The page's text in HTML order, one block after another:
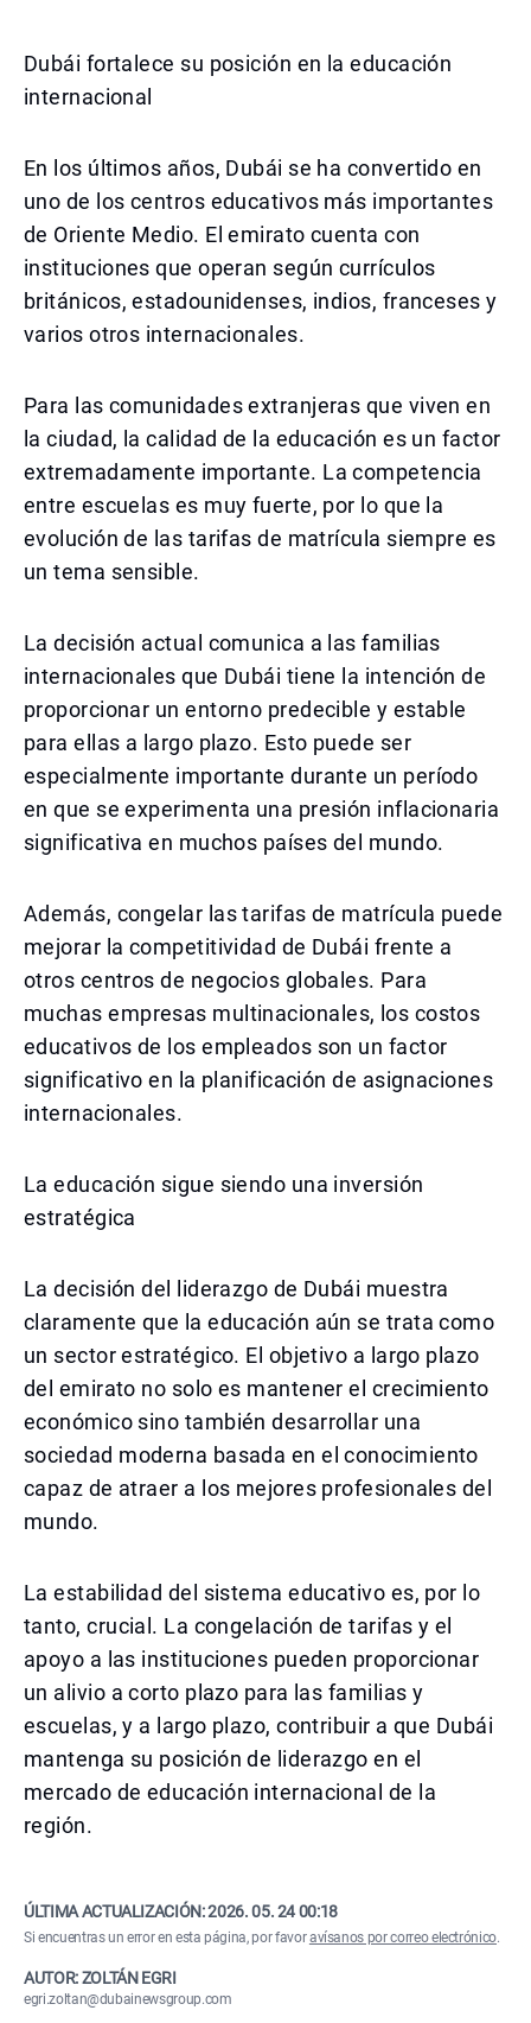
Dubái fortalece su posición en la educación
internacional
En los últimos años, Dubái se ha convertido en
uno de los centros educativos más importantes
de Oriente Medio. El emirato cuenta con
instituciones que operan según currículos
británicos, estadounidenses, indios, franceses y
varios otros internacionales.
Para las comunidades extranjeras que viven en
la ciudad, la calidad de la educación es un factor
extremadamente importante. La competencia
entre escuelas es muy fuerte, por lo que la
evolución de las tarifas de matrícula siempre es
un tema sensible.
La decisión actual comunica a las familias
internacionales que Dubái tiene la intención de
proporcionar un entorno predecible y estable
para ellas a largo plazo. Esto puede ser
especialmente importante durante un período
en que se experimenta una presión inflacionaria
significativa en muchos países del mundo.
Además, congelar las tarifas de matrícula puede
mejorar la competitividad de Dubái frente a
otros centros de negocios globales. Para
muchas empresas multinacionales, los costos
educativos de los empleados son un factor
significativo en la planificación de asignaciones
internacionales.
La educación sigue siendo una inversión
estratégica
La decisión del liderazgo de Dubái muestra
claramente que la educación aún se trata como
un sector estratégico. El objetivo a largo plazo
del emirato no solo es mantener el crecimiento
económico sino también desarrollar una
sociedad moderna basada en el conocimiento
capaz de atraer a los mejores profesionales del
mundo.
La estabilidad del sistema educativo es, por lo
tanto, crucial. La congelación de tarifas y el
apoyo a las instituciones pueden proporcionar
un alivio a corto plazo para las familias y
escuelas, y a largo plazo, contribuir a que Dubái
mantenga su posición de liderazgo en el
mercado de educación internacional de la
región.
ÚLTIMA ACTUALIZACIÓN:2026. 05. 24 00:18
Si encuentras un error en esta página, por favoravísanos por correo electrónico.
AUTOR: ZOLTÁN EGRI
egri.zoltan@dubainewsgroup.com